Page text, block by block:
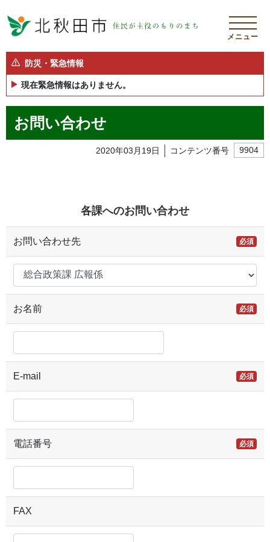
メニュー
防災・緊急情報
現在緊急情報はありません。
お問い合わせ
2020年03月19日 コンテンツ番号 9904
各課へのお問い合わせ
お問い合わせ先 必須
お名前 必須
E-mail 必須
電話番号 必須
FAX